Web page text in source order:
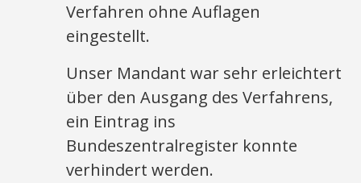
Verfahren ohne Auflagen
eingestellt.
Unser Mandant war sehr erleichtert
über den Ausgang des Verfahrens,
ein Eintrag ins
Bundeszentralregister konnte
verhindert werden.